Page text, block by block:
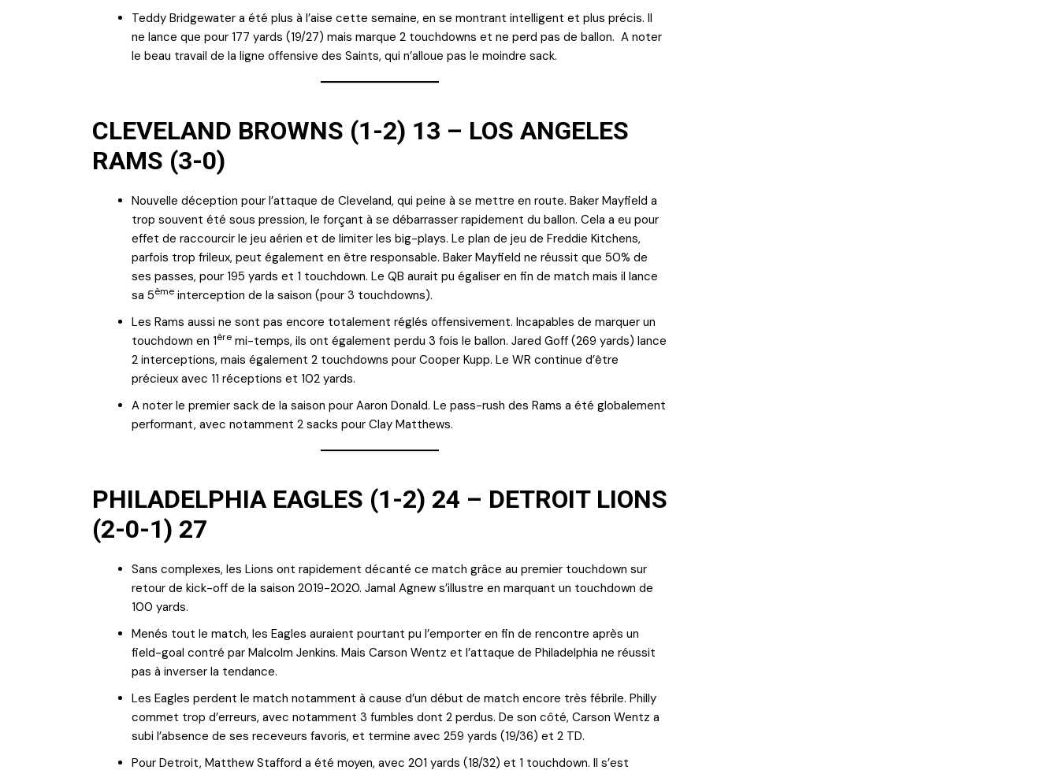
Teddy Bridgewater a été plus à l’aise cette semaine, en se montrant intelligent et plus précis. Il
ne lance que pour 177 yards (19/27) mais marque 2 touchdowns et ne perd pas de ballon. A noter
le beau travail de la ligne offensive des Saints, qui n’alloue pas le moindre sack.
CLEVELAND BROWNS (1-2) 13 – LOS ANGELES
RAMS (3-0)
Nouvelle déception pour l’attaque de Cleveland, qui peine à se mettre en route. Baker Mayfield a
trop souvent été sous pression, le forçant à se débarrasser rapidement du ballon. Cela a eu pour
effet de raccourcir le jeu aérien et de limiter les big-plays. Le plan de jeu de Freddie Kitchens,
parfois trop frileux, peut également en être responsable. Baker Mayfield ne réussit que 50% de
ses passes, pour 195 yards et 1 touchdown. Le QB aurait pu égaliser en fin de match mais il lance
sa 5ème interception de la saison (pour 3 touchdowns).
Les Rams aussi ne sont pas encore totalement réglés offensivement. Incapables de marquer un
touchdown en 1ère mi-temps, ils ont également perdu 3 fois le ballon. Jared Goff (269 yards) lance
2 interceptions, mais également 2 touchdowns pour Cooper Kupp. Le WR continue d’être
précieux avec 11 réceptions et 102 yards.
A noter le premier sack de la saison pour Aaron Donald. Le pass-rush des Rams a été globalement
performant, avec notamment 2 sacks pour Clay Matthews.
PHILADELPHIA EAGLES (1-2) 24 – DETROIT LIONS
(2-0-1) 27
Sans complexes, les Lions ont rapidement décanté ce match grâce au premier touchdown sur
retour de kick-off de la saison 2019-2020. Jamal Agnew s’illustre en marquant un touchdown de
100 yards.
Menés tout le match, les Eagles auraient pourtant pu l’emporter en fin de rencontre après un
field-goal contré par Malcolm Jenkins. Mais Carson Wentz et l’attaque de Philadelphia ne réussit
pas à inverser la tendance.
Les Eagles perdent le match notamment à cause d’un début de match encore très fébrile. Philly
commet trop d’erreurs, avec notamment 3 fumbles dont 2 perdus. De son côté, Carson Wentz a
subi l’absence de ses receveurs favoris, et termine avec 259 yards (19/36) et 2 TD.
Pour Detroit, Matthew Stafford a été moyen, avec 201 yards (18/32) et 1 touchdown. Il s’est